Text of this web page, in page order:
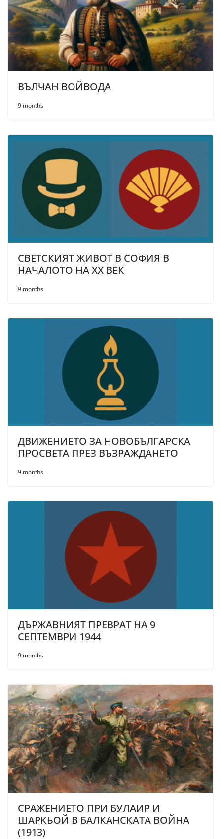
ВЪЛЧАН ВОЙВОДА
9 months
СВЕТСКИЯТ ЖИВОТ В СОФИЯ В
НАЧАЛОТО НА XX ВЕК
9 months
ДВИЖЕНИЕТО ЗА НОВОБЪЛГАРСКА
ПРОСВЕТА ПРЕЗ ВЪЗРАЖДАНЕТО
9 months
ДЪРЖАВНИЯТ ПРЕВРАТ НА 9
СЕПТЕМВРИ 1944
9 months
СРАЖЕНИЕТО ПРИ БУЛАИР И
ШАРКЬОЙ В БАЛКАНСКАТА ВОЙНА
(1913)